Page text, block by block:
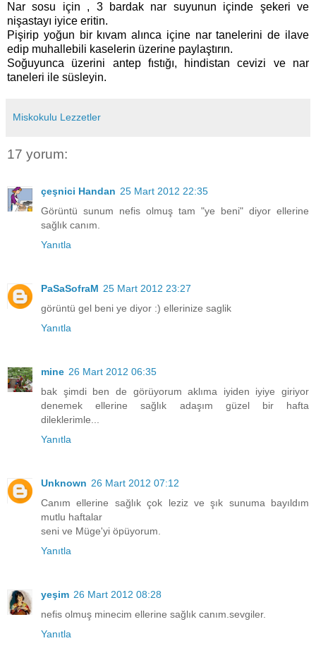
Nar sosu için , 3 bardak nar suyunun içinde şekeri ve
nişastayı iyice eritin.
Pişirip yoğun bir kıvam alınca içine nar tanelerini de ilave
edip muhallebili kaselerin üzerine paylaştırın.
Soğuyunca üzerini antep fıstığı, hindistan cevizi ve nar
taneleri ile süsleyin.
Miskokulu Lezzetler
17 yorum:
çeşnici Handan 25 Mart 2012 22:35
Görüntü sunum nefis olmuş tam "ye beni" diyor ellerine
sağlık canım.
Yanıtla
PaSaSofraM 25 Mart 2012 23:27
görüntü gel beni ye diyor :) ellerinize saglik
Yanıtla
mine 26 Mart 2012 06:35
bak şimdi ben de görüyorum aklıma iyiden iyiye giriyor
denemek ellerine sağlık adaşım güzel bir hafta
dileklerimle...
Yanıtla
Unknown 26 Mart 2012 07:12
Canım ellerine sağlık çok leziz ve şık sunuma bayıldım
mutlu haftalar
seni ve Müge'yi öpüyorum.
Yanıtla
yeşim 26 Mart 2012 08:28
nefis olmuş minecim ellerine sağlık canım.sevgiler.
Yanıtla